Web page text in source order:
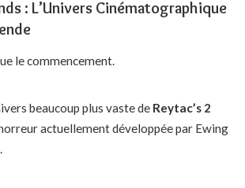
: L’Univers Cinématographique
le commencement.
beaucoup plus vaste de Reytac’s 2
actuellement développée par Ewing